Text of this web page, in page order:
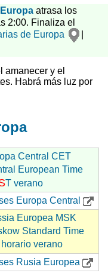
Europa atrasa los
2:00. Finaliza el
de Europa
amanecer y el
Habrá más luz por
Central CET
European Time
T verano
Europa Central
Europea MSK
Standard Time
verano
Rusia Europea